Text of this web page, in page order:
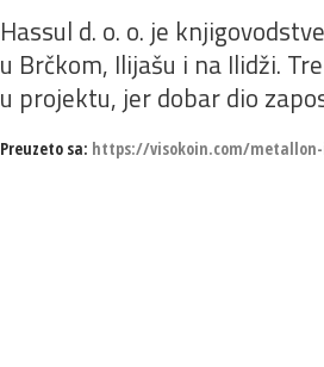
Hassul d. o. o. je
u Brčkom, Ilijašu i na Ilidži.
u projektu, jer dobar dio
Preuzeto sa: https://visokoin.com/